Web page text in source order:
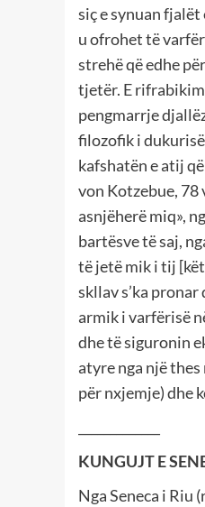
siç e synuan
u ofrohet të
strehë që edhe
tjetër. E
pengmarrje
filozofik i
kafshatën e atij
von Kotzebue, 78
asnjëherë miq»,
bartësve të saj,
të jetë mik i tij
skllav s’ka
armik i varfërisë
dhe të siguronin
atyre nga një
për nxjemje) dhe
KUNGUJT E
Nga Seneca i Riu